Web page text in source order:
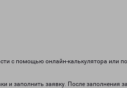
с помощью онлайн-калькулятора или
и заполнить заявку. После заполнения